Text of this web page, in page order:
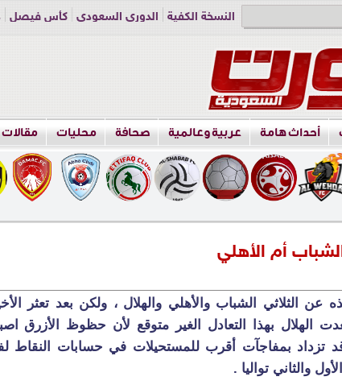
النسخة الكفية الدوري السعودي كأس فيصل
أحداث هامة عربية وعالمية صحافة محليات مقالات
أم الأهلي
الثلاثي الشباب والأهلي والهلال ، ولكن بعد تعثر
الهلال بهذا التعادل الغير متوقع لأن حظوظ الأزرق
قد تزداد بمفاجآت أقرب للمستحيلات في حسابات النقاط
والثاني تواليا .